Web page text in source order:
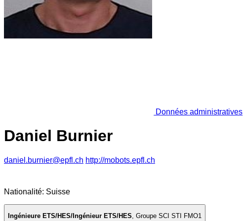
Données administratives
Daniel Burnier
daniel.burnier@epfl.ch http://mobots.epfl.ch
Nationalité: Suisse
Ingénieure ETS/HES/Ingénieur ETS/HES, Groupe SCI STI FMO1